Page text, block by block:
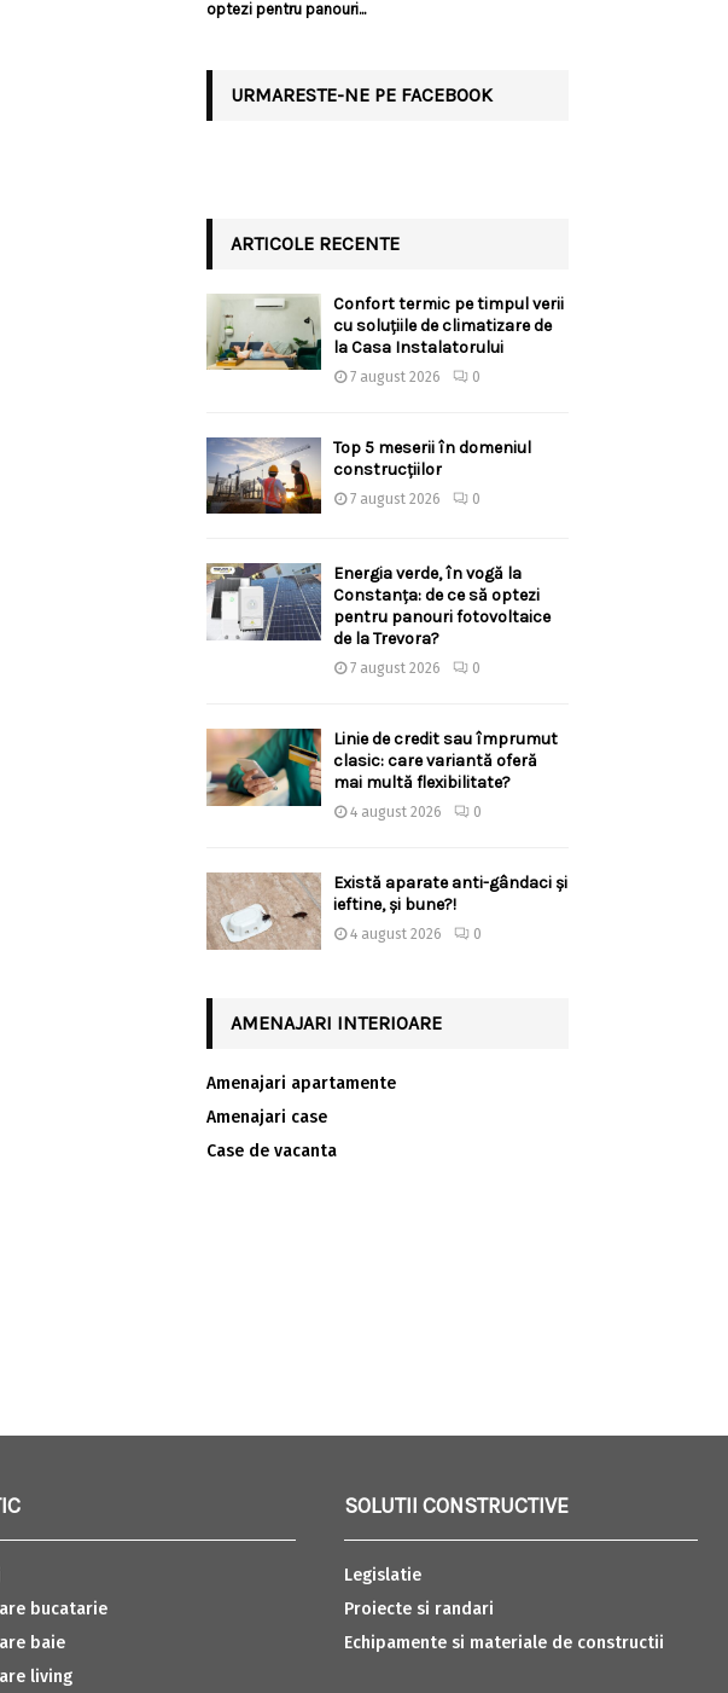
optezi pentru panouri...
URMARESTE-NE PE FACEBOOK
ARTICOLE RECENTE
Confort termic pe timpul verii
cu soluțiile de climatizare de
la Casa Instalatorului
7 august 2026 0
Top 5 meserii în domeniul
construcțiilor
7 august 2026 0
Energia verde, în vogă la
Constanța: de ce să optezi
pentru panouri fotovoltaice
de la Trevora?
7 august 2026 0
Linie de credit sau împrumut
clasic: care variantă oferă
mai multă flexibilitate?
4 august 2026 0
Există aparate anti-gândaci și
ieftine, și bune?!
4 august 2026 0
AMENAJARI INTERIOARE
Amenajari apartamente
Amenajari case
Case de vacanta
bucatarie
baie
living
SOLUTII CONSTRUCTIVE
Legislatie
Proiecte si randari
Echipamente si materiale de constructii